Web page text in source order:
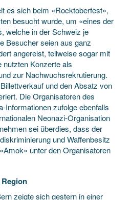
es sich beim «Rocktoberfest»,
besucht wurde, um «eines der
welche in der Schweiz je
Besucher seien aus ganz
angereist, teilweise sogar mit
Konzerte als
zur Nachwuchsrekrutierung.
und den Absatz von
Die Organisatoren des
Informationen zufolge ebenfalls
Neonazi-Organisation
sei überdies, dass der
und Waffenbesitz
unter den Organisatoren
zeigte sich gestern in einer